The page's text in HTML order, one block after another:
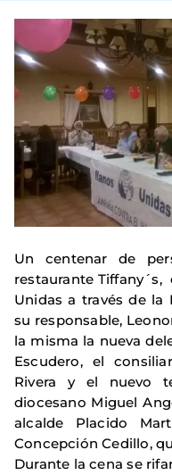
Un centenar de
restaurante Tiffany´s,
Unidas a través de
su responsable,
la misma la nueva
Escudero, el
Rivera y el nuevo
diocesano Miguel
alcalde Placido
Concepción Cedillo,
Durante la cena se